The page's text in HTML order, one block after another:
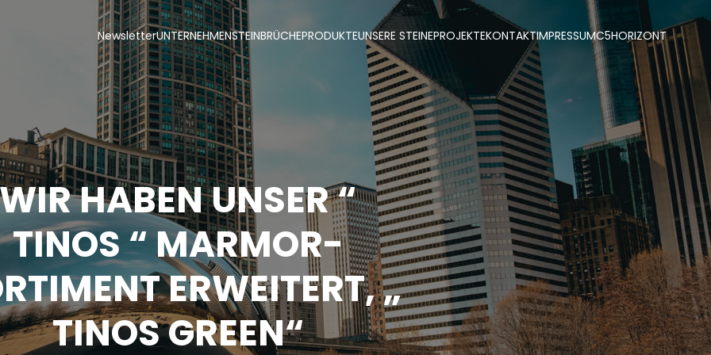
NewsletterUNTERNEHMENSTEINBRÜCHEPRODUKTEUNSERE STEINEPROJEKTEKONTAKTIMPRESSUMC5HORIZONT
WIR HABEN UNSER “
TINOS “ MARMOR-
ERWEITERT, „
TINOS GREEN“